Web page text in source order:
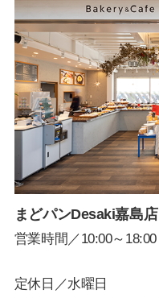
まどパンDesaki嘉島店
営業時間／10:00～18:00
定休日／水曜日